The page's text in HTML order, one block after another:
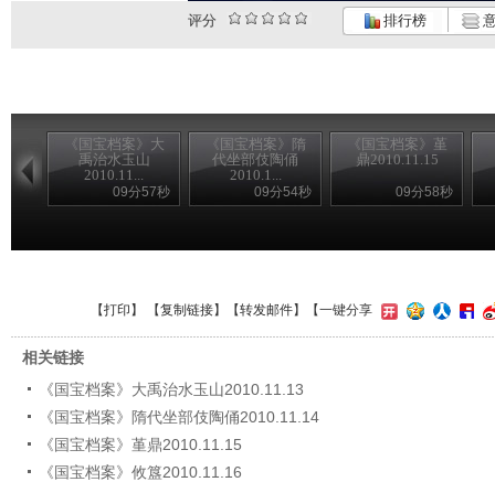
评分 排行榜
《国宝档案》大
禹治水玉山
2010.11...
09分57秒
《国宝档案》隋
代坐部伎陶俑
2010.1...
09分54秒
《国宝档案》堇
鼎2010.11.15
09分58秒
【打印 】 【复制链接】【转发邮件】 【一键分享
相关链接
《国宝档案》大禹治水玉山2010.11.13
《国宝档案》隋代坐部伎陶俑2010.11.14
《国宝档案》堇鼎2010.11.15
《国宝档案》攸簋2010.11.16